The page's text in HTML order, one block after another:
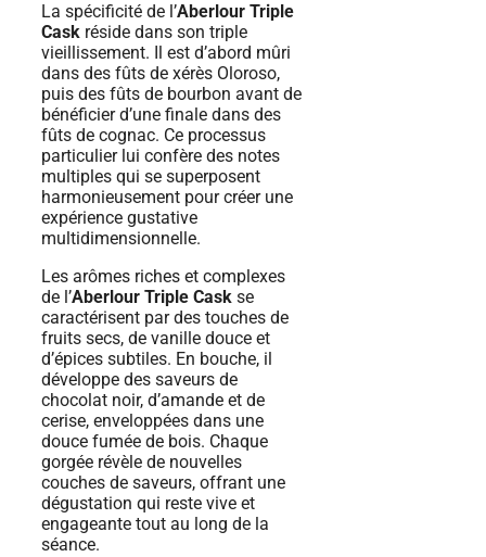
La spécificité de l’Aberlour Triple
Cask réside dans son triple
vieillissement. Il est d’abord mûri
dans des fûts de xérès Oloroso,
puis des fûts de bourbon avant de
bénéficier d’une finale dans des
fûts de cognac. Ce processus
particulier lui confère des notes
multiples qui se superposent
harmonieusement pour créer une
expérience gustative
multidimensionnelle.
Les arômes riches et complexes
de l’Aberlour Triple Cask se
caractérisent par des touches de
fruits secs, de vanille douce et
d’épices subtiles. En bouche, il
développe des saveurs de
chocolat noir, d’amande et de
cerise, enveloppées dans une
douce fumée de bois. Chaque
gorgée révèle de nouvelles
couches de saveurs, offrant une
dégustation qui reste vive et
engageante tout au long de la
séance.